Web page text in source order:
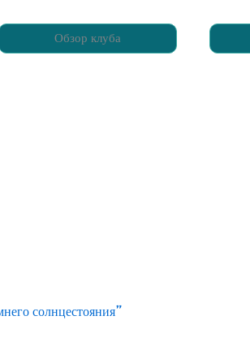
Обзор клуба
солнцестояния”